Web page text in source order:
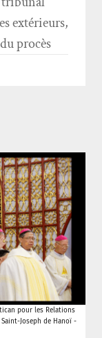
extérieurs,
procès
pour les Relations
Joseph de Hanoï -